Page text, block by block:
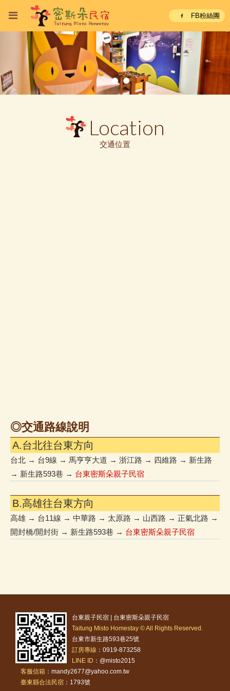
FB粉絲團
Location
交通位置
◎交通路線說明
A.台北往台東方向
台北 → 台9線 → 馬亨亨大道 → 浙江路 → 四維路 → 新生路
→ 新生路593巷 → 台東密斯朵親子民宿
B.高雄往台東方向
高雄 → 台11線 → 中華路 → 太原路 → 山西路 → 正氣北路 →
開封橋/開封街 → 新生路593巷 → 台東密斯朵親子民宿
台東親子民宿 | 台東密斯朵親子民宿
Taitung Misto Homestay © All Rights Reserved.
台東市新生路593巷25號
訂房專線 ：0919-873258
LINE ID ：@misto2015
客服信箱 ：mandy2677@yahoo.com.tw
臺東縣合法民宿 ：1793號